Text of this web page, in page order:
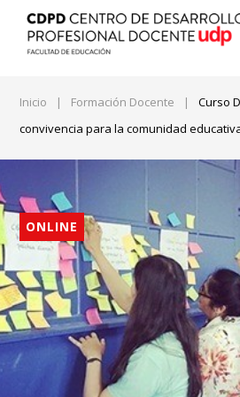
Inicio | Formación Docente |
Curso
convivencia para la comunidad
ONLINE